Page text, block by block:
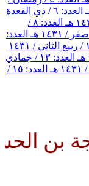
العدد: ٦ / ذي القعدة
العدد: ٨ /
العدد:
العدد: ١١ / ربيع الثاني / ١٤٣١
العدد: ١٣ / جمادي
العدد: ١٥ /